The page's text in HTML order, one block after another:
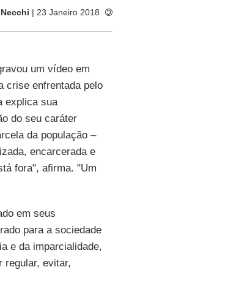
| 23 Janeiro 2018
um vídeo em
crise enfrentada pelo
explica sua
do seu caráter
da população –
encarcerada e
fora", afirma. "Um
em seus
para a sociedade
e da imparcialidade,
regular, evitar,